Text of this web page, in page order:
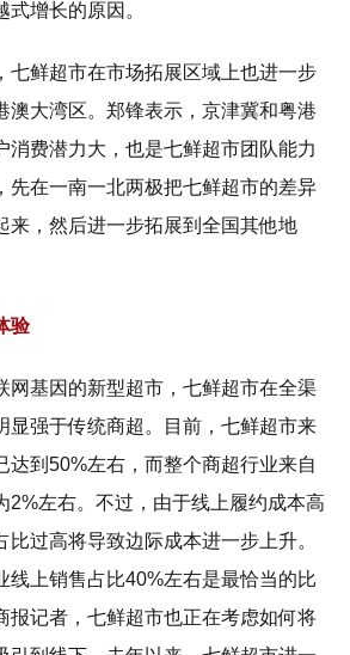
增长的原因。
七鲜超市在市场拓展区域上也进一步
澳大湾区。郑锋表示，京津冀和粤港
消费潜力大，也是七鲜超市团队能力
先在一南一北两极把七鲜超市的差异
来，然后进一步拓展到全国其他地
验
网基因的新型超市，七鲜超市在全渠
显强于传统商超。目前，七鲜超市来
达到50%左右，而整个商超行业来自
2%左右。不过，由于线上履约成本高
比过高将导致边际成本进一步上升。
线上销售占比40%左右是最恰当的比
报记者，七鲜超市也正在考虑如何将